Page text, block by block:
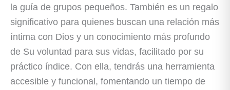
la guía de grupos pequeños. También es un regalo
significativo para quienes buscan una relación más
íntima con Dios y un conocimiento más profundo
de Su voluntad para sus vidas, facilitado por su
práctico índice. Con ella, tendrás una herramienta
accesible y funcional, fomentando un tiempo de